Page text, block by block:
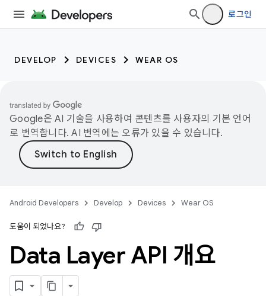
로그인
DEVELOP DEVICES WEAR OS
Google은 AI 기술을 사용하여 콘텐츠를 사용자의 기본 언어
로 번역합니다. AI 번역에는 오류가 있을 수 있습니다.
Android Developers Develop Devices Wear OS
도움이 되었나요?
Data Layer API 개요